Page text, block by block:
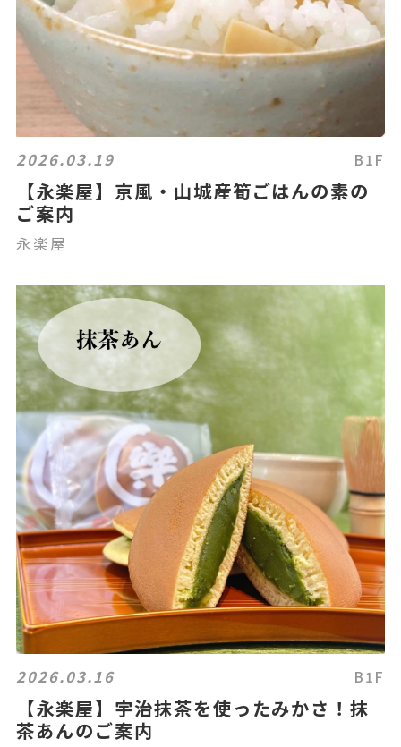
2026.03.19 B1F
【永楽屋】京風・山城産筍ごはんの素の
ご案内
永楽屋
2026.03.16 B1F
【永楽屋】宇治抹茶を使ったみかさ！抹
茶あんのご案内